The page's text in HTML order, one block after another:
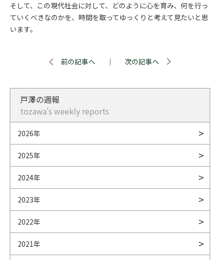
そして、この現代社会に対して、どのように心を育み、何を行っ
ていくべきなのかを、時間を取ってゆっくりと考えて見たいと思
います。
前の記事へ ｜ 次の記事へ
戸澤の週報
tozawa's weekly reports
2026年
2025年
2024年
2023年
2022年
2021年